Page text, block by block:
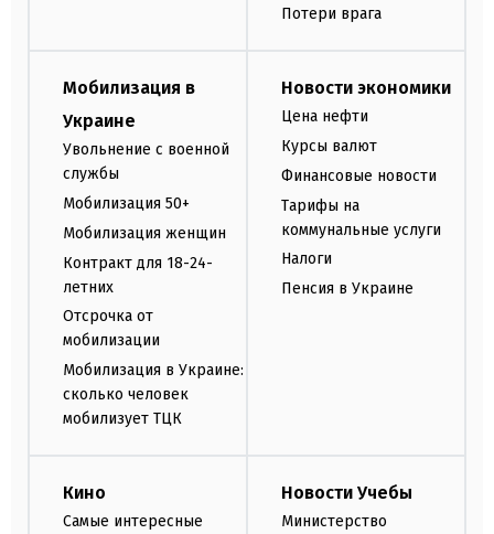
Потери врага
Мобилизация в
Украине
Увольнение с военной
службы
Мобилизация 50+
Мобилизация женщин
Контракт для 18-24-
летних
Отсрочка от
мобилизации
Мобилизация в Украине:
сколько человек
мобилизует ТЦК
Новости экономики
Цена нефти
Курсы валют
Финансовые новости
Тарифы на
коммунальные услуги
Налоги
Пенсия в Украине
Кино
Самые интересные
Новости Учебы
Министерство